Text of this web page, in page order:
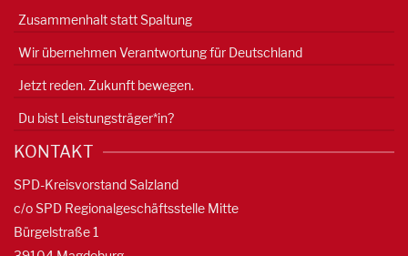
Zusammenhalt statt Spaltung
Wir übernehmen Verantwortung für Deutschland
Jetzt reden. Zukunft bewegen.
Du bist Leistungsträger*in?
KONTAKT
SPD-Kreisvorstand Salzland
c/o SPD Regionalgeschäftsstelle Mitte
Bürgelstraße 1